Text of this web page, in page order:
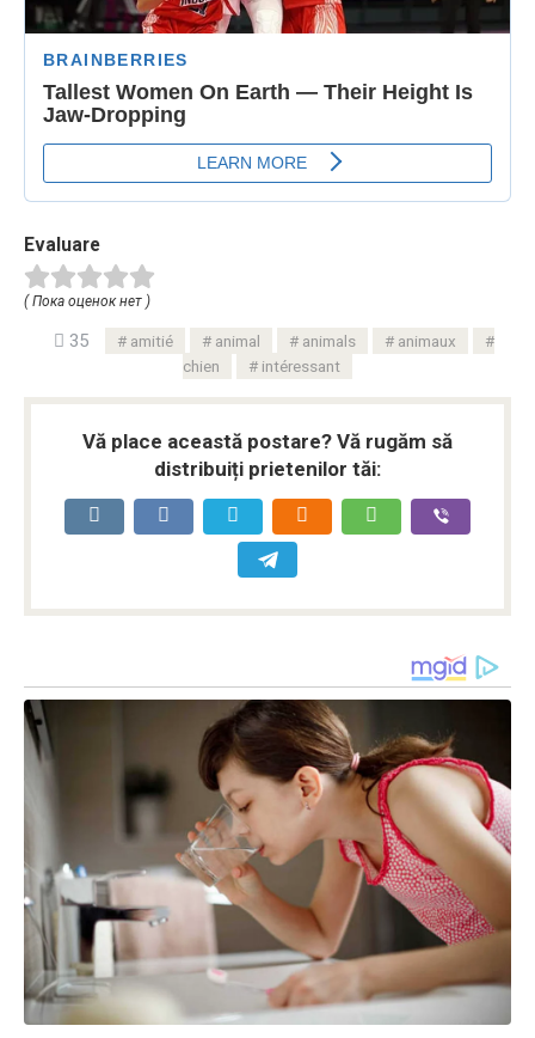
Evaluare
( Пока оценок нет )
35 amitié animal animals
animaux
chien
intéressant
Vă place această postare? Vă rugăm să
distribuiți prietenilor tăi: